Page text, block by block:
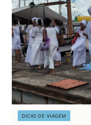
DICAS DE VIAGEM